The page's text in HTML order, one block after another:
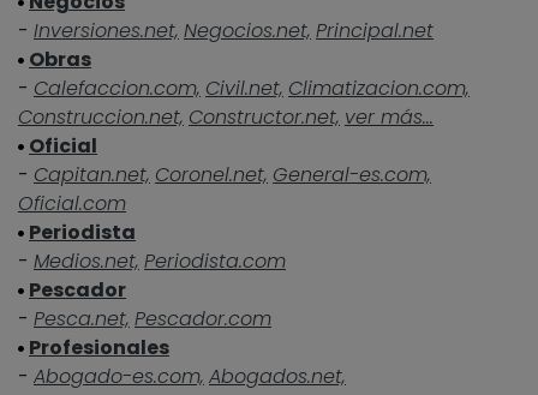
- Inversiones.net, Negocios.net, Principal.net
Obras
- Calefaccion.com, Civil.net, Climatizacion.com,
Construccion.net, Constructor.net, ver más...
Oficial
- Capitan.net, Coronel.net, General-es.com,
Oficial.com
Periodista
- Medios.net, Periodista.com
Pescador
- Pesca.net, Pescador.com
Profesionales
- Abogado-es.com, Abogados.net,